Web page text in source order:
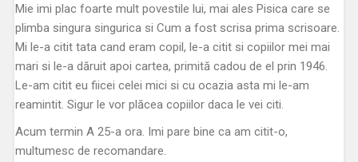
Mie imi plac foarte mult povestile lui, mai ales Pisica care se
plimba singura singurica si Cum a fost scrisa prima scrisoare.
Mi le-a citit tata cand eram copil, le-a citit si copiilor mei mai
mari si le-a dăruit apoi cartea, primită cadou de el prin 1946.
Le-am citit eu fiicei celei mici si cu ocazia asta mi le-am
reamintit. Sigur le vor plăcea copiilor daca le vei citi.
Acum termin A 25-a ora. Imi pare bine ca am citit-o,
multumesc de recomandare.